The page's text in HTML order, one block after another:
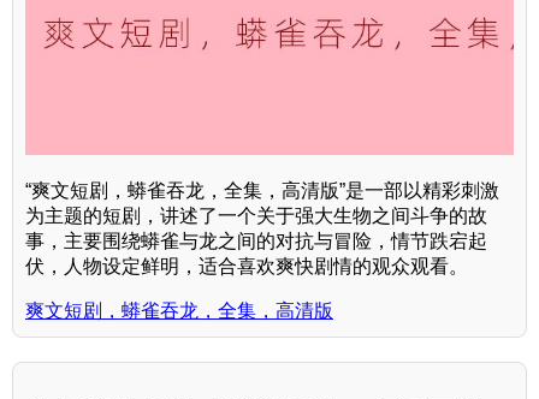
“爽文短剧，蟒雀吞龙，全集，高清版”是一部以精彩刺激
为主题的短剧，讲述了一个关于强大生物之间斗争的故
事，主要围绕蟒雀与龙之间的对抗与冒险，情节跌宕起
伏，人物设定鲜明，适合喜欢爽快剧情的观众观看。
爽文短剧，蟒雀吞龙，全集，高清版